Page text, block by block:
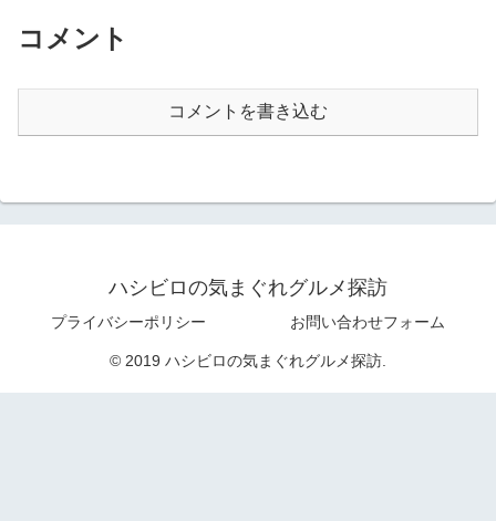
コメント
コメントを書き込む
ハシビロの気まぐれグルメ探訪
プライバシーポリシー お問い合わせフォーム
© 2019 ハシビロの気まぐれグルメ探訪.